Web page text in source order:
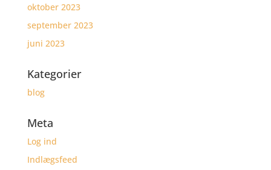
oktober 2023
september 2023
juni 2023
Kategorier
blog
Meta
Log ind
Indlægsfeed